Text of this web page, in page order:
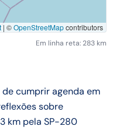
| ©OpenStreetMapcontributors
Em linha reta: 283 km
cumprir agenda em
sobre
km pela SP-280